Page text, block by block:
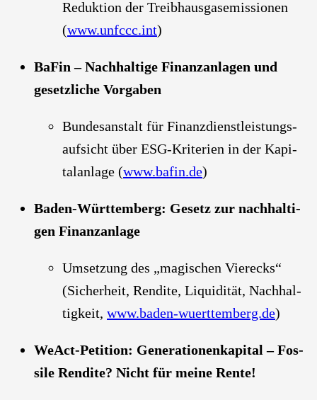
Reduk­ti­on der Treib­haus­gas­emis­sio­nen
(www.unfccc.int)
BaFin – Nach­hal­ti­ge Finanz­an­la­gen und
gesetz­li­che Vor­ga­ben
Bun­des­an­stalt für Finanz­dienst­leis­tungs­
auf­sicht über ESG-Kri­te­ri­en in der Kapi­
tal­an­la­ge (www.bafin.de)
Baden-Würt­tem­berg: Gesetz zur nach­hal­ti­
gen Finanz­an­la­ge
Umset­zung des „magi­schen Vier­ecks“
(Sicher­heit, Ren­di­te, Liqui­di­tät, Nach­hal­
tig­keit, www.baden-wuerttemberg.de)
WeAct-Peti­ti­on: Gene­ra­tio­nen­ka­pi­tal – Fos­
si­le Ren­di­te? Nicht für mei­ne Ren­te!